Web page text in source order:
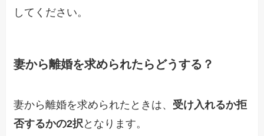
してください。
妻から離婚を求められたらどうする？
妻から離婚を求められたときは、 受け入れるか拒
否するかの2択となります。